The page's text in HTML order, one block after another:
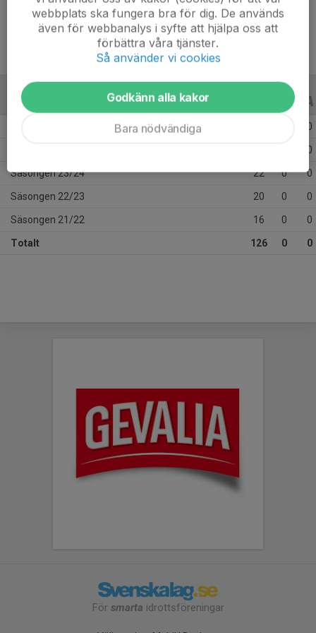
Ålder
16 år
ALLA SERIER ALLA ÅR
0
0
Säsongen 23/24 22 0 0
Säsongen 22/23 20 0 0
Säsongen 21/22 16 0 0
Totalt 126 0 0
För smarta idrottsföreningar
webbplats ska fungera bra för dig. De används
även för webbanalys i syfte att hjälpa oss att
förbättra våra tjänster.
Så använder vi cookies
Godkänn alla kakor
Bara nödvändiga